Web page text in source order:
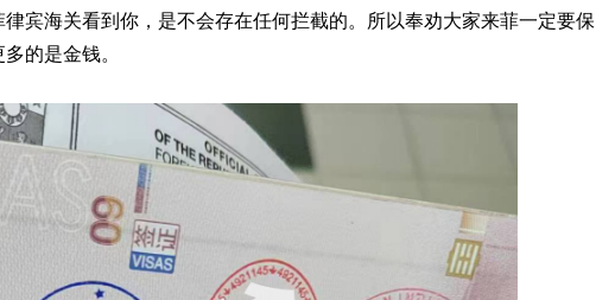
宾海关看到你，是不会存在任何拦截的。所以奉劝大家来菲一定要保
的是金钱。